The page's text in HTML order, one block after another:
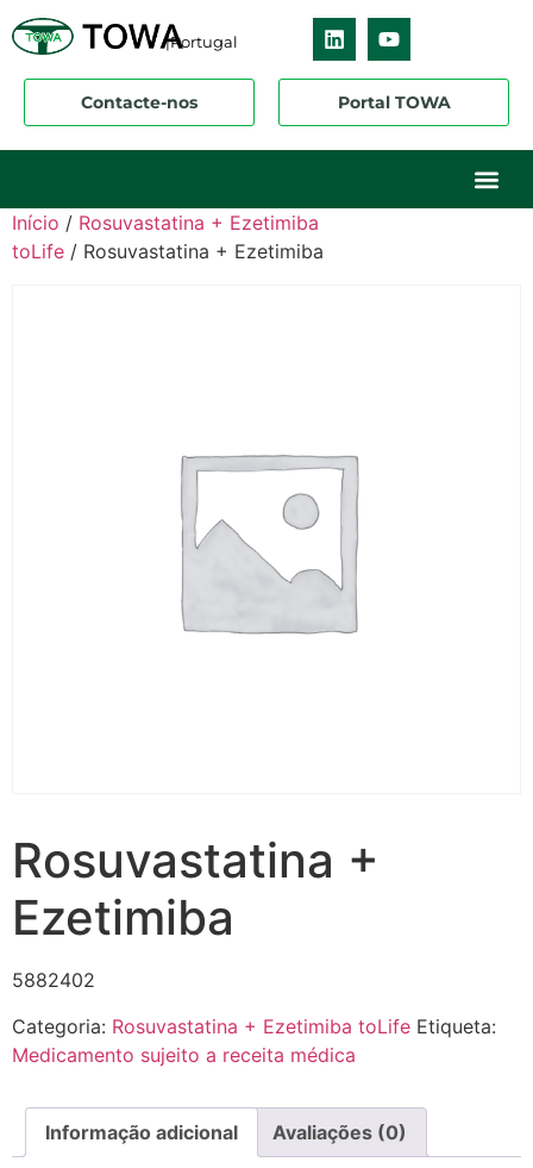
|Portugal
Contacte-nos Portal TOWA
Início / Rosuvastatina + Ezetimiba
toLife / Rosuvastatina + Ezetimiba
Rosuvastatina +
Ezetimiba
5882402
Categoria: Rosuvastatina + Ezetimiba toLife Etiqueta:
Medicamento sujeito a receita médica
Informação adicional Avaliações (0)